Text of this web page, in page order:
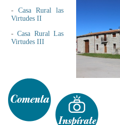
- Casa Rural las
Virtudes II
-Casa Rural Las
Virtudes III